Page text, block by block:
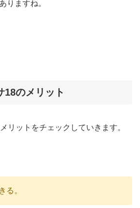
りますね。
18のメリット
リットをチェックしていきます。
る。